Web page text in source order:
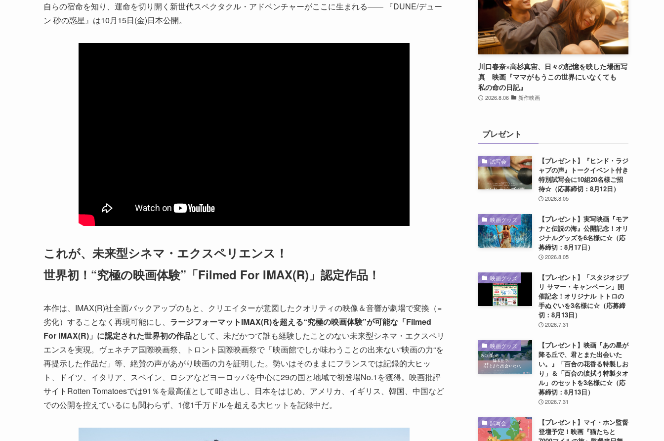
自らの宿命を知り、運命を切り開く新世代スペクタクル・アドベンチャーがここに生まれる―― 『DUNE/デュー
ン 砂の惑星』は10月15日(金)日本公開。
これが、未来型シネマ・エクスペリエンス！
世界初！“究極の映画体験”「Filmed For IMAX(R)」認定作品！
本作は、IMAX(R)社全面バックアップのもと、クリエイターが意図したクオリティの映像＆音響が劇場で変換（=
劣化）することなく再現可能にし、 ラージフォーマットIMAX(R)を超える“究極の映画体験”が可能な「Filmed
For IMAX(R) 」に認定された世界初の作品として、未だかつて誰も経験したことのない未来型シネマ・エクスペリ
エンスを実現。ヴェネチア国際映画祭、トロント国際映画祭で「映画館でしか味わうことの出来ない“映画の力“を
再提示した作品だ」等、絶賛の声があがり映画の力を証明した。勢いはそのままにフランスでは記録的大ヒッ
ト、ドイツ、イタリア、スペイン、ロシアなどヨーロッパを中心に29の国と地域で初登場No.1を獲得。映画批評
サイトRotten Tomatoesでは91％を最高値として叩き出し、日本をはじめ、アメリカ、イギリス、韓国、中国など
での公開を控えているにも関わらず、1億1千万ドルを超える大ヒットを記録中だ。
川口春奈×高杉真宙、日々の記憶を映した場面写
真 映画『ママがもうこの世界にいなくても
私の命の日記』
2026.8.06 新作映画
プレゼント
試写会
【プレゼント】『ヒンド・ラジ
ャブの声』トークイベント付き
特別試写会に10組20名様ご招
待☆（応募締切：8月12日）
2026.8.05
映画グッズ
【プレゼント】実写映画『モア
ナと伝説の海』公開記念！オリ
ジナルグッズを6名様に☆（応
募締切：8月17日）
2026.8.05
映画グッズ
【プレゼント】「スタジオジブ
リ サマー・キャンペーン」開
催記念！オリジナル トトロの
手ぬぐいを3名様に☆（応募締
切：8月13日）
2026.7.31
映画グッズ
【プレゼント】映画『あの星が
降る丘で、君とまた出会いた
い。』「百合の花香る特製しお
り」＆「百合の涙拭う特製タオ
ル」のセットを3名様に☆（応
募締切：8月13日）
2026.7.31
試写会
【プレゼント】マイ・ホン監督
登壇予定！映画『猫たちと